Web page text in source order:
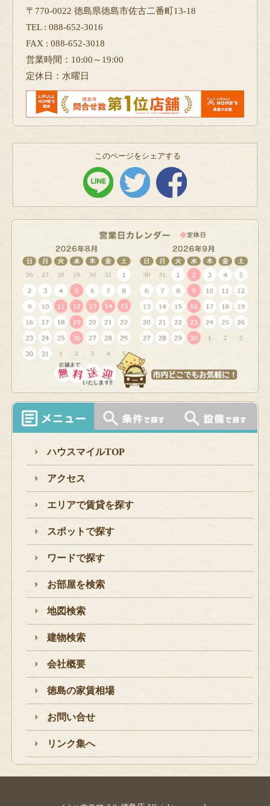
〒770-0022 徳島県徳島市佐古二番町13-18
TEL : 088-652-3016
FAX : 088-652-3018
営業時間：10:00～19:00
定休日：水曜日
このページをシェアする
ハウスマイルTOP
アクセス
エリアで賃貸を探す
スポットで探す
ワードで探す
お部屋を検索
地図検索
建物検索
会社概要
徳島の家賃相場
お問い合せ
リンク集へ